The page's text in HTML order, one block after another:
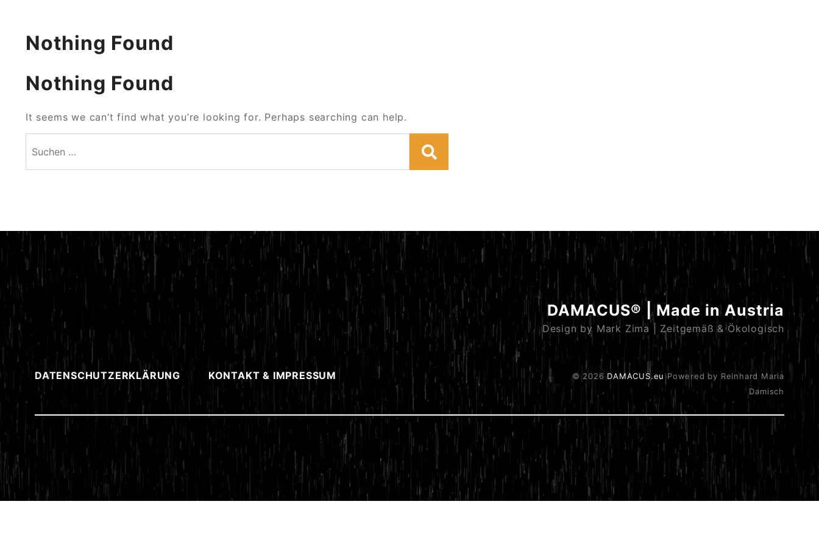
Nothing Found
Nothing Found
It seems we can’t find what you’re looking for. Perhaps searching can help.
nach:
DAMACUS® | Made in Austria
Design by Mark Zima | Zeitgemäß & Ökologisch
DATENSCHUTZERKLÄRUNG KONTAKT & IMPRESSUM © 2026 DAMACUS.eu Powered by Reinhard Maria
Damisch